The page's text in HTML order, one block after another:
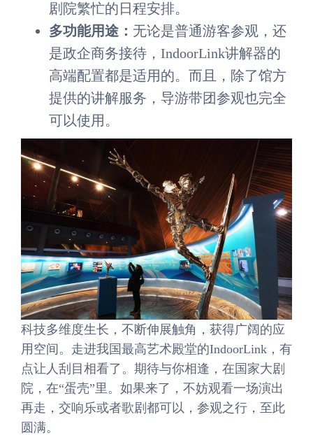
剧院繁忙的日程安排。
多功能用途： 无论是普通游客参观，还
是政企商务接待，IndoorLink讲解器的
高端配置都是适用的。而且，除了馆方
提供的讲解服务，导游带团参观也完全
可以使用。
科技多维度生长，不断伸展触角，获得广阔的应
用空间。走进我国最高艺术殿堂的IndoorLink，有
点让人刮目相看了。期待与你相逢，在国家大剧
院，在“蛋壳”里。如果来了，不妨观看一场演出
再走，交响乐或者歌剧都可以，参观之行，至此
圆满。